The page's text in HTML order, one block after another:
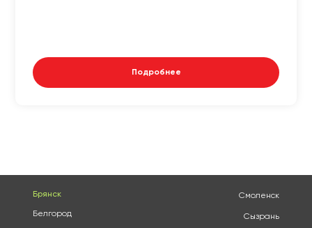
Подробнее
Брянск
Белгород
Смоленск
Сызрань